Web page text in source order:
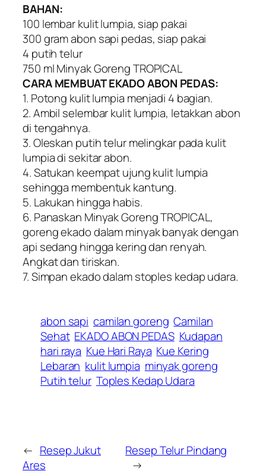
BAHAN:
100 lembar kulit lumpia, siap pakai
300 gram abon sapi pedas, siap pakai
4 putih telur
750 ml Minyak Goreng TROPICAL
CARA MEMBUAT EKADO ABON PEDAS:
1. Potong kulit lumpia menjadi 4 bagian.
2. Ambil selembar kulit lumpia, letakkan abon
di tengahnya.
3. Oleskan putih telur melingkar pada kulit
lumpia di sekitar abon.
4. Satukan keempat ujung kulit lumpia
sehingga membentuk kantung.
5. Lakukan hingga habis.
6. Panaskan Minyak Goreng TROPICAL,
goreng ekado dalam minyak banyak dengan
api sedang hingga kering dan renyah.
Angkat dan tiriskan.
7. Simpan ekado dalam stoples kedap udara.
abon sapi camilan goreng Camilan
Sehat EKADO ABON PEDAS Kudapan
hari raya Kue Hari Raya Kue Kering
Lebaran kulit lumpia minyak goreng
Putih telur Toples Kedap Udara
← Resep Jukut
Ares
Resep Telur Pindang
→